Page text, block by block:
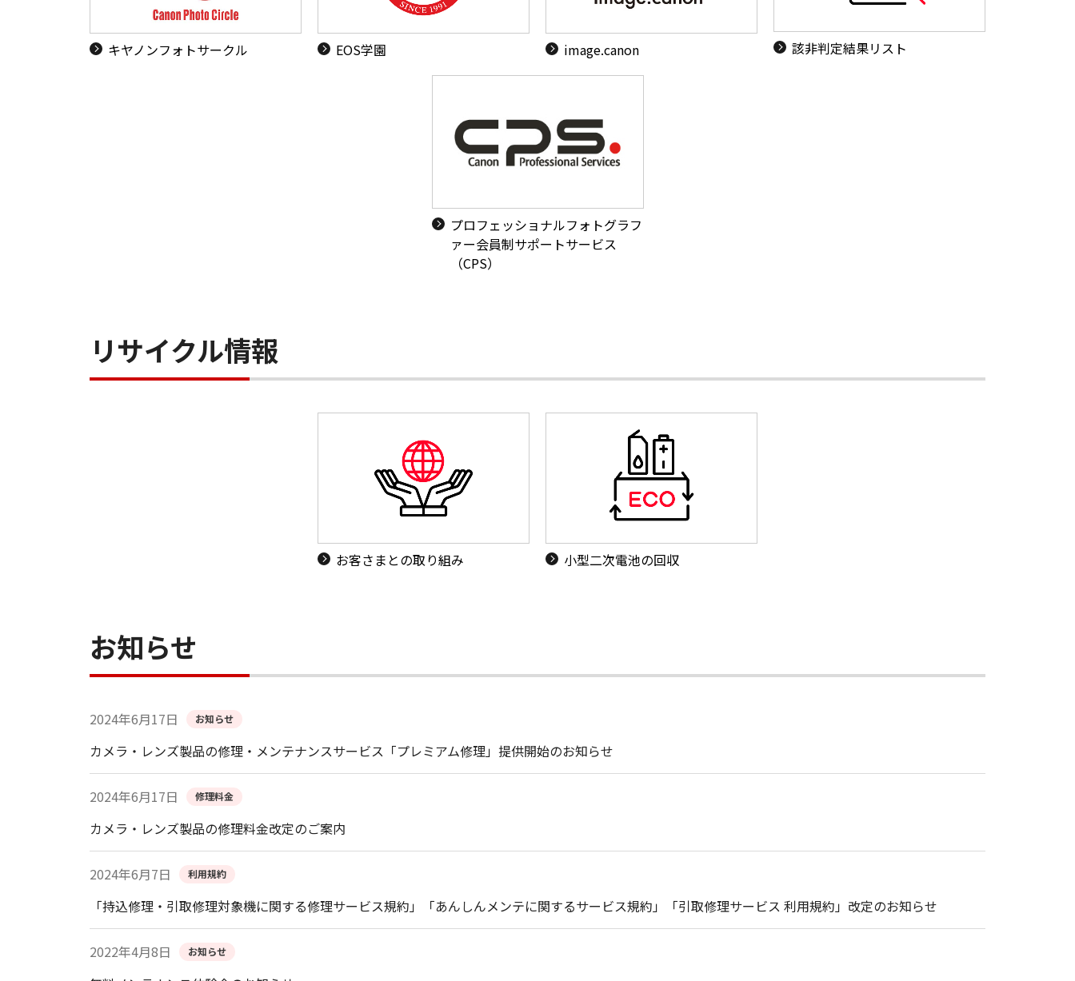
キヤノンフォトサークル EOS学園 image.canon 該非判定結果リスト
プロフェッショナルフォトグラフ
ァー会員制サポートサービス
（CPS）
リサイクル情報
お客さまとの取り組み 小型二次電池の回収
お知らせ
2024年6月17日 お知らせ
カメラ・レンズ製品の修理・メンテナンスサービス「プレミアム修理」提供開始のお知らせ
2024年6月17日 修理料金
カメラ・レンズ製品の修理料金改定のご案内
2024年6月7日 利用規約
「持込修理・引取修理対象機に関する修理サービス規約」「あんしんメンテに関するサービス規約」「引取修理サービス 利用規約」改定のお知らせ
2022年4月8日 お知らせ